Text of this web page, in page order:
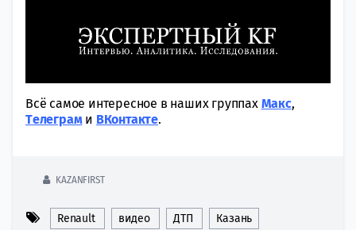
Всё самое интересное в наших группах Макс,
Tелеграми ВКонтакте.
KAZANFIRST
Renault видео ДТП Казань